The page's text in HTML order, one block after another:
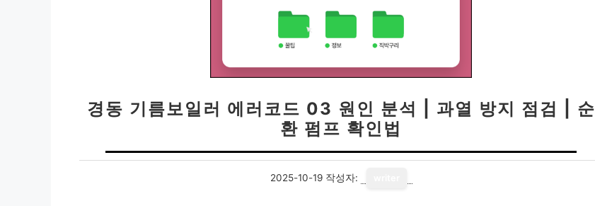
경동 기름보일러 에러코드 03 원인 분석 | 과열 방지 점검 | 순
환 펌프 확인법
2025-10-19 작성자: